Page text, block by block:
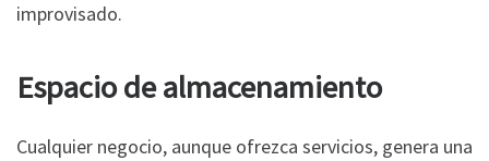
improvisado.
Espacio de almacenamiento
Cualquier negocio, aunque ofrezca servicios, genera una